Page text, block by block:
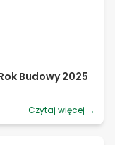
Budowy 2025
Czytaj więcej →